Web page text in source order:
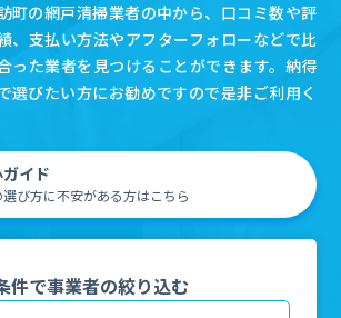
町の網戸清掃業者の中から、口コミ数や評
、支払い方法やアフターフォローなどで比
った業者を見つけることができます。納得
選びたい方にお勧めですので是非ご利用く
イド
び方に不安がある方はこちら
件で事業者の絞り込む